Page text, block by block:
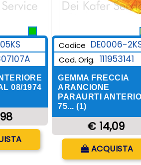
08/1974
Codice DE0006-
Cod. Orig. 111953141
GEMMA FRECCIA
ARANCIONE
PARAURTI
75... (1)
€ 14,09
Quantità
ACQUISTA